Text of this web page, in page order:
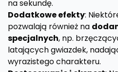
na sekundę.
Dodatkowe efekty:
pozwalają również na
specjalnych, np.
latających gwiazdek,
wyrazistego charakteru.